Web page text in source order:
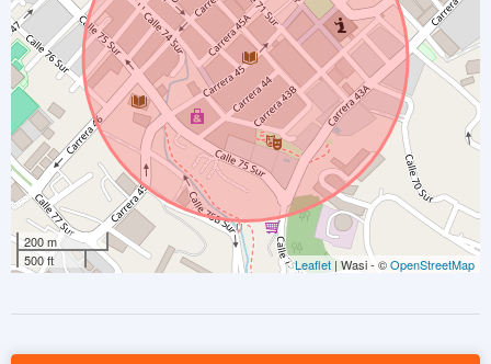
200 m
500 ft
Leaflet | Wasi - ©OpenStreetMap